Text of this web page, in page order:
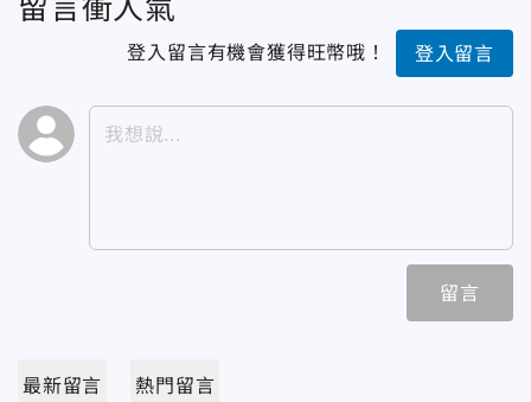
留言衝人氣
登入留言有機會獲得旺幣哦！ 登入留言
留言
最新留言 熱門留言